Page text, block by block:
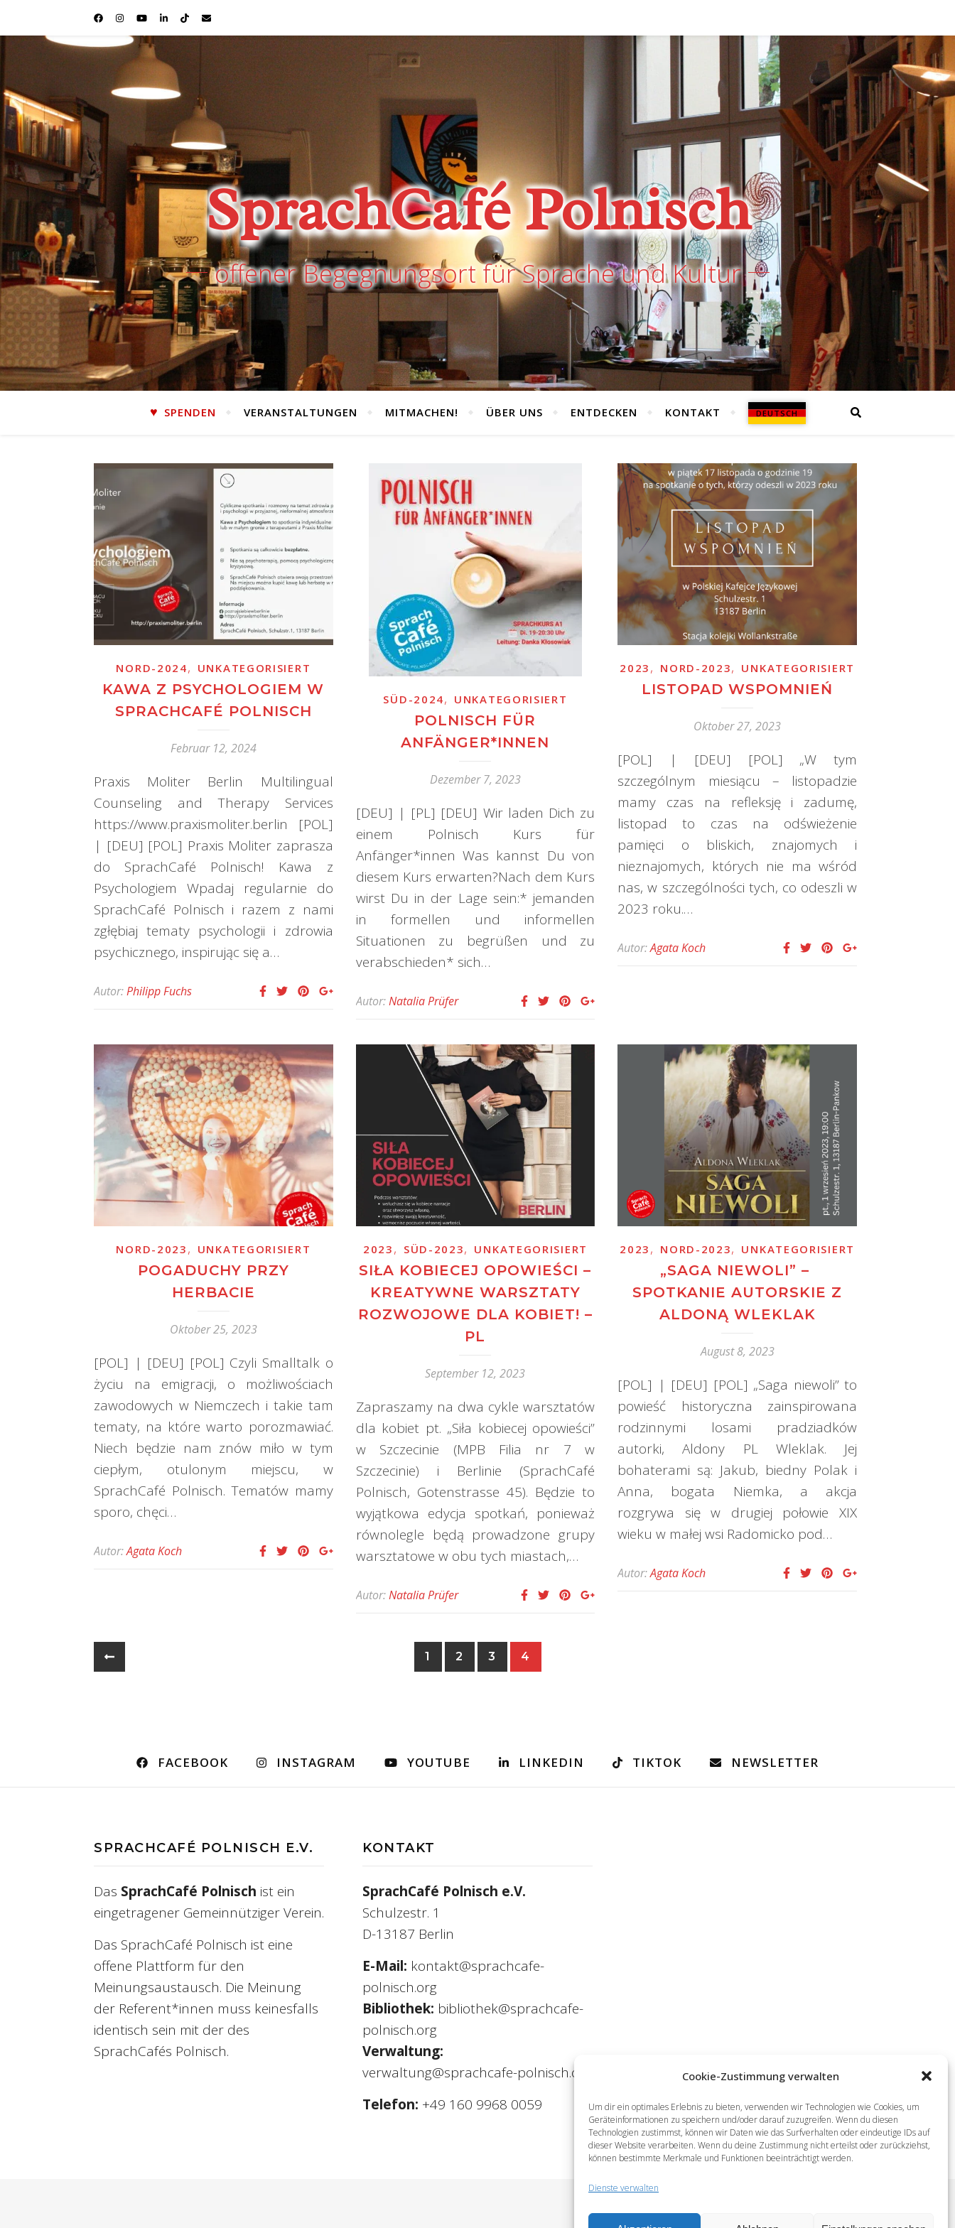
Cookie-Zustimmung verwalten
Um dir ein optimales Erlebnis zu bieten, verwenden wir Technologien wie Cookies, um
Geräteinformationen zu speichern und/oder darauf zuzugreifen. Wenn du diesen
Technologien zustimmst, können wir Daten wie das Surfverhalten oder eindeutige IDs auf
dieser Website verarbeiten. Wenn du deine Zustimmung nicht erteilst oder zurückziehst,
können bestimmte Merkmale und Funktionen beeinträchtigt werden.
Dienste verwalten
SprachCafé Polnisch
offener Begegnungsort für Sprache und Kultur
SPENDEN VERANSTALTUNGEN MITMACHEN! ÜBER UNS ENTDECKEN KONTAKT DEUTSCH
NORD-2024, UNKATEGORISIERT
KAWA Z PSYCHOLOGIEM W
SPRACHCAFÉ POLNISCH
Februar 12, 2024
Praxis Moliter Berlin Multilingual
Counseling and Therapy Services
https://www.praxismoliter.berlin [POL]
| [DEU] [POL] Praxis Moliter zaprasza
do SprachCafé Polnisch! Kawa z
Psychologiem Wpadaj regularnie do
SprachCafé Polnisch i razem z nami
zgłębiaj tematy psychologii i zdrowia
psychicznego, inspirując się a…
Autor:Philipp Fuchs
SÜD-2024, UNKATEGORISIERT
POLNISCH FÜR
ANFÄNGER*INNEN
Dezember 7, 2023
[DEU] | [PL] [DEU] Wir laden Dich zu
einem Polnisch Kurs für
Anfänger*innen Was kannst Du von
diesem Kurs erwarten?Nach dem Kurs
wirst Du in der Lage sein:* jemanden
in formellen und informellen
Situationen zu begrüßen und zu
verabschieden* sich…
Autor:Natalia Prüfer
2023 , NORD-2023, UNKATEGORISIERT
LISTOPAD WSPOMNIEŃ
Oktober 27, 2023
[POL] | [DEU] [POL] „W tym
szczególnym miesiącu – listopadzie
mamy czas na refleksję i zadumę,
listopad to czas na odświeżenie
pamięci o bliskich, znajomych i
nieznajomych, których nie ma wśród
nas, w szczególności tych, co odeszli w
2023 roku.…
Autor:Agata Koch
NORD-2023 , UNKATEGORISIERT
POGADUCHY PRZY
HERBACIE
Oktober 25, 2023
[POL] | [DEU] [POL] Czyli Smalltalk o
życiu na emigracji, o możliwościach
zawodowych w Niemczech i takie tam
tematy, na które warto porozmawiać.
Niech będzie nam znów miło w tym
ciepłym, otulonym miejscu, w
SprachCafé Polnisch. Tematów mamy
sporo, chęci…
Autor:Agata Koch
2023 , SÜD-2023, UNKATEGORISIERT
SIŁA KOBIECEJ OPOWIEŚCI –
KREATYWNE WARSZTATY
ROZWOJOWE DLA KOBIET! –
PL
September 12, 2023
Zapraszamy na dwa cykle warsztatów
dla kobiet pt. „Siła kobiecej opowieści”
w Szczecinie (MPB Filia nr 7 w
Szczecinie) i Berlinie (SprachCafé
Polnisch, Gotenstrasse 45). Będzie to
wyjątkowa edycja spotkań, ponieważ
równolegle będą prowadzone grupy
warsztatowe w obu tych miastach,…
Autor:Natalia Prüfer
2023 , NORD-2023, UNKATEGORISIERT
„SAGA NIEWOLI” –
SPOTKANIE AUTORSKIE Z
ALDONĄ WLEKLAK
August 8, 2023
[POL] | [DEU] [POL] „Saga niewoli” to
powieść historyczna zainspirowana
rodzinnymi losami pradziadków
autorki, Aldony PL Wleklak. Jej
bohaterami są: Jakub, biedny Polak i
Anna, bogata Niemka, a akcja
rozgrywa się w drugiej połowie XIX
wieku w małej wsi Radomicko pod…
Autor:Agata Koch
1 2 3 4
FACEBOOK INSTAGRAM YOUTUBE LINKEDIN TIKTOK NEWSLETTER
SPRACHCAFÉ POLNISCH E.V.
Das SprachCafé Polnisch ist ein
eingetragener Gemeinnütziger Verein.
Das SprachCafé Polnisch ist eine
offene Plattform für den
Meinungsaustausch. Die Meinung
der Referent*innen muss keinesfalls
identisch sein mit der des
SprachCafés Polnisch.
KONTAKT
SprachCafé Polnisch e.V.
Schulzestr. 1
D-13187 Berlin
E-Mail: kontakt@sprachcafe-
polnisch.org
Bibliothek: bibliothek@sprachcafe-
polnisch.org
Verwaltung:
verwaltung@sprachcafe-polnisch.org
Telefon: +49 160 9968 0059